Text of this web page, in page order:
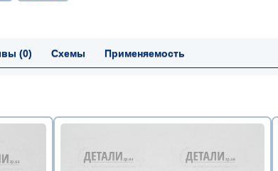
(0) Схемы Применяемость